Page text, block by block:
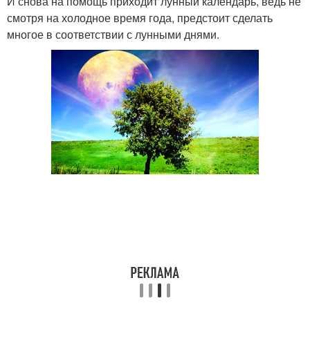
смотря на холодное время года, предстоит сделать
многое в соответствии с лунными днями.